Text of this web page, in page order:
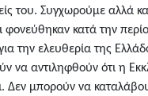
του. Συγχωρούμε αλλά
κατά την
την ελευθερία της
να αντιληφθούν ότι η
Δεν μπορούν να